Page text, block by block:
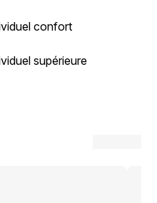
individuel confort
supérieure